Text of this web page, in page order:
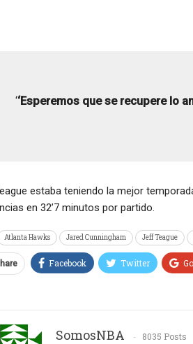
‘‘Esperemos que se recupere lo
estaba teniendo la mejor
en 32’7 minutos por partido.
Atlanta Hawks Jared Cunningham Jeff Teague
Facebook Twitter
SomosNBA 8035 Posts